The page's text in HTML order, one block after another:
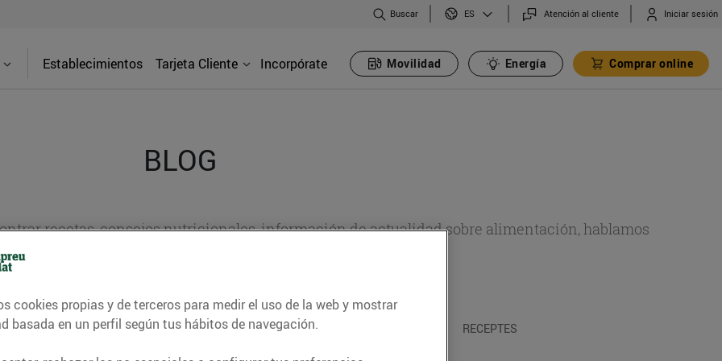
Buscar ES Atención al cliente Iniciar sesión
Establecimientos Tarjeta Cliente Incorpórate Movilidad Energía Comprar online
BLOG
recetas, consejos nutricionales, información de actualidad sobre alimentación, hablamos
gastronomía de nuestro territorio y muchos otros temas.
CONSELLS I HÀBITS SALUDABLES ENERGIA GASTRONOMIA I TRADICIONS RECEPTES
cookies propias y de terceros para medir el uso de la web y mostrar
basada en un perfil según tus hábitos de navegación.